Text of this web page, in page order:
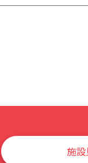
施